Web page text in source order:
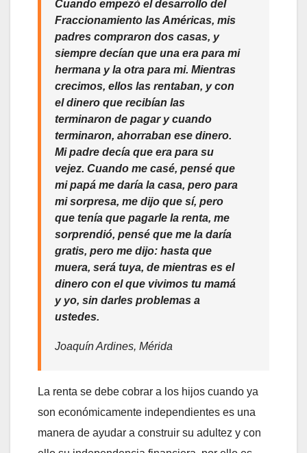
Cuando empezó el desarrollo del
Fraccionamiento las Américas, mis
padres compraron dos casas, y
siempre decían que una era para mi
hermana y la otra para mi. Mientras
crecimos, ellos las rentaban, y con
el dinero que recibían las
terminaron de pagar y cuando
terminaron, ahorraban ese dinero.
Mi padre decía que era para su
vejez. Cuando me casé, pensé que
mi papá me daría la casa, pero para
mi sorpresa, me dijo que sí, pero
que tenía que pagarle la renta, me
sorprendió, pensé que me la daría
gratis, pero me dijo: hasta que
muera, será tuya, de mientras es el
dinero con el que vivimos tu mamá
y yo, sin darles problemas a
ustedes.
Joaquín Ardines, Mérida
La renta se debe cobrar a los hijos cuando ya
son económicamente independientes es una
manera de ayudar a construir su adultez y con